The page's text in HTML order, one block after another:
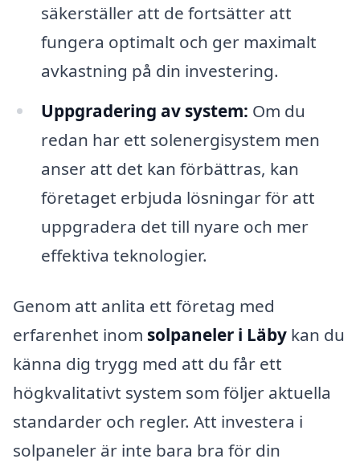
säkerställer att de fortsätter att
fungera optimalt och ger maximalt
avkastning på din investering.
Uppgradering av system: Om du
redan har ett solenergisystem men
anser att det kan förbättras, kan
företaget erbjuda lösningar för att
uppgradera det till nyare och mer
effektiva teknologier.
Genom att anlita ett företag med
erfarenhet inom solpaneler i Läby kan du
känna dig trygg med att du får ett
högkvalitativt system som följer aktuella
standarder och regler. Att investera i
solpaneler är inte bara bra för din